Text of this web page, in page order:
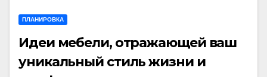
ПЛАНИРОВКА
Идеи мебели, отражающей ваш
уникальный стиль жизни и